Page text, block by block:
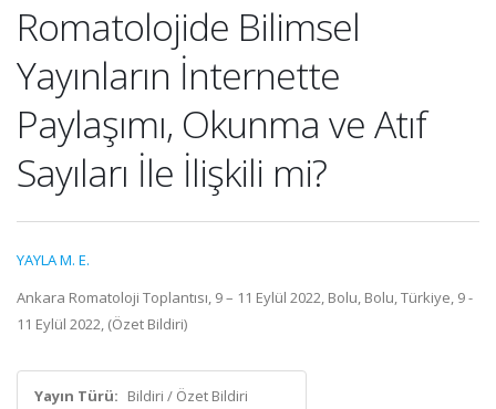
Romatolojide Bilimsel
Yayınların İnternette
Paylaşımı, Okunma ve Atıf
Sayıları İle İlişkili mi?
YAYLA M. E.
Ankara Romatoloji Toplantısı, 9 – 11 Eylül 2022, Bolu, Bolu, Türkiye, 9 -
11 Eylül 2022, (Özet Bildiri)
Yayın Türü: Bildiri / Özet Bildiri